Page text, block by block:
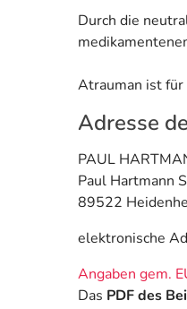
Durch die
Atrauman ist
Adresse
PAUL
Paul Hartmann
89522
elektronische
Angaben gem.
Das PDF des